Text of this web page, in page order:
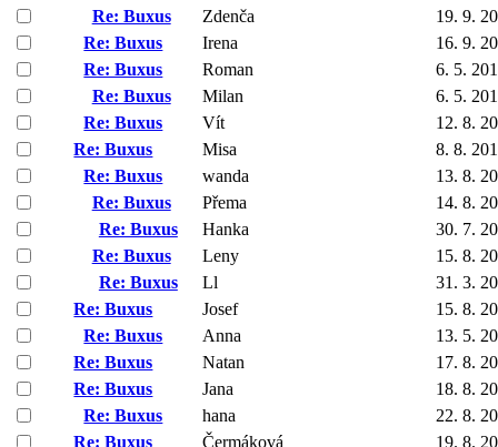
Re: Buxus
Zdenča
19. 9.
Re: Buxus
Irena
16. 9.
Re: Buxus
Roman
6. 5.
Re: Buxus
Milan
6. 5.
Re: Buxus
Vít
12. 8.
Re: Buxus
Misa
8. 8.
Re: Buxus
wanda
13. 8.
Re: Buxus
Přema
14. 8.
Re: Buxus
Hanka
30. 7.
Re: Buxus
Leny
15. 8.
Re: Buxus
Ll
31. 3.
Re: Buxus
Josef
15. 8.
Re: Buxus
Anna
13. 5.
Re: Buxus
Natan
17. 8.
Re: Buxus
Jana
18. 8.
Re: Buxus
hana
22. 8.
Re: Buxus
Čermáková
19. 8.